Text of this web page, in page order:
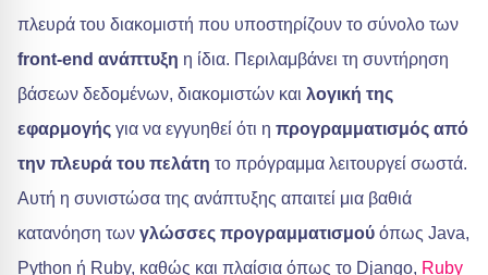
πλευρά του διακομιστή που υποστηρίζουν το σύνολο των
front-end ανάπτυξη η ίδια. Περιλαμβάνει τη συντήρηση
βάσεων δεδομένων, διακομιστών και λογική της
εφαρμογής για να εγγυηθεί ότι η προγραμματισμός από
την πλευρά του πελάτη το πρόγραμμα λειτουργεί σωστά.
Αυτή η συνιστώσα της ανάπτυξης απαιτεί μια βαθιά
κατανόηση των γλώσσες προγραμματισμού όπως Java,
Python ή Ruby, καθώς και πλαίσια όπως το Django, Ruby